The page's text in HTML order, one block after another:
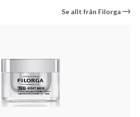
Se allt från Filorga